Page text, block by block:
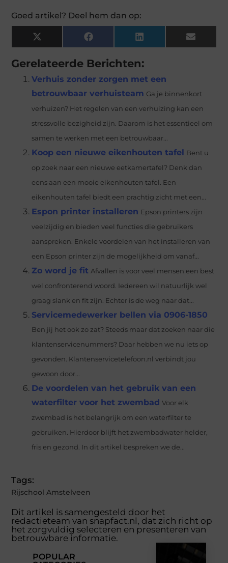
Goed artikel? Deel hem dan op:
X
(Twitter)
Facebook LinkedIn Email
Gerelateerde Berichten:
Verhuis zonder zorgen met een
betrouwbaar verhuisteam Ga je binnenkort
verhuizen? Het regelen van een verhuizing kan een
stressvolle bezigheid zijn. Daarom is het essentieel om
samen te werken met een betrouwbaar...
Koop een nieuwe eikenhouten tafel Bent u
op zoek naar een nieuwe eetkamertafel? Denk dan
eens aan een mooie eikenhouten tafel. Een
eikenhouten tafel biedt een prachtig zicht met een...
Espon printer installeren Epson printers zijn
veelzijdig en bieden veel functies die gebruikers
aanspreken. Enkele voordelen van het installeren van
een Epson printer zijn de mogelijkheid om vanaf...
Zo word je fit Afvallen is voor veel mensen een best
wel confronterend woord. Iedereen wil natuurlijk wel
graag slank en fit zijn. Echter is de weg naar dat...
Servicemedewerker bellen via 0906-1850
Ben jij het ook zo zat? Steeds maar dat zoeken naar die
klantenservicenummers? Daar hebben we nu iets op
gevonden. Klantenservicetelefoon.nl verbindt jou
gewoon door...
De voordelen van het gebruik van een
waterfilter voor het zwembad Voor elk
zwembad is het belangrijk om een waterfilter te
gebruiken. Hierdoor blijft het zwembadwater helder,
fris en gezond. In dit artikel bespreken we de...
Tags:
Rijschool Amstelveen
Dit artikel is samengesteld door het
redactieteam van snapfact.nl, dat zich richt op
het zorgvuldig selecteren en presenteren van
betrouwbare informatie.
POPULAR